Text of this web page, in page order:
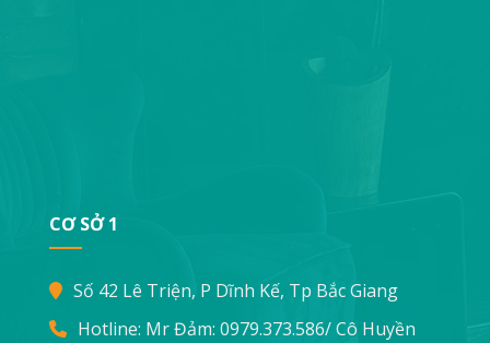
CƠ SỞ 1
Số 42 Lê Triện, P Dĩnh Kế, Tp Bắc Giang
Hotline: Mr Đảm: 0979.373.586/ Cô Huyền